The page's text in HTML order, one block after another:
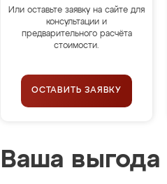
Или оставьте заявку на сайте для
консультации и
предварительного расчёта
стоимости.
ОСТАВИТЬ ЗАЯВКУ
Ваша выгода